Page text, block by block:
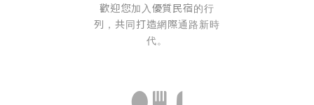
歡迎您加入優質民宿的行
列，共同打造網際通路新時
代。